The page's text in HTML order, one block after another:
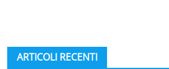
ARTICOLI RECENTI